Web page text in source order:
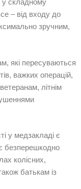
у складному
– від входу до
зручним,
які пересуваються
важких операцій,
літнім
у медзакладі є
безперешкодно
колісних,
батькам із